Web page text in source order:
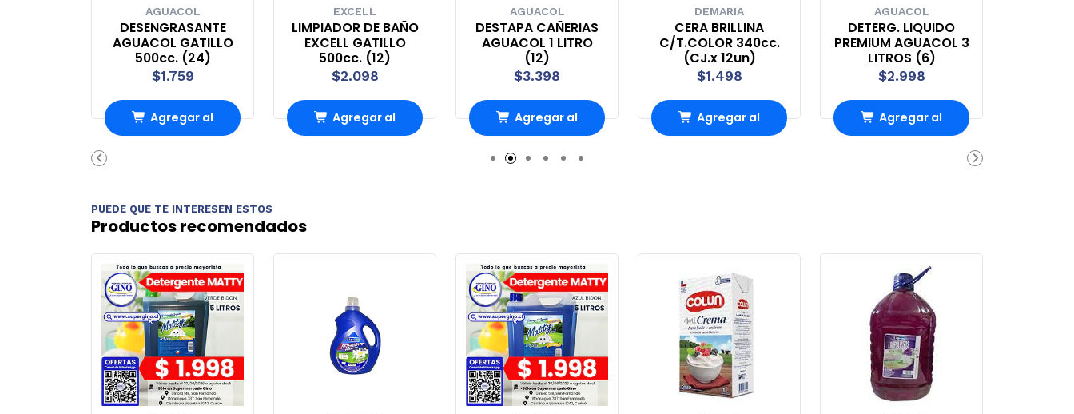
AGUACOL
DESENGRASANTE
AGUACOL GATILLO
500cc. (24)
$1.759
Agregar al
EXCELL
LIMPIADOR DE BAÑO
EXCELL GATILLO
500cc. (12)
$2.098
Agregar al
AGUACOL
DESTAPA CAÑERIAS
AGUACOL 1 LITRO
(12)
$3.398
Agregar al
carrito
DEMARIA
CERA BRILLINA
C/T.COLOR 340cc.
(CJ.x 12un)
$1.498
Agregar al
AGUACOL
DETERG. LIQUIDO
PREMIUM AGUACOL 3
LITROS (6)
$2.998
Agregar al
PUEDE QUE TE INTERESEN ESTOS
Productos recomendados